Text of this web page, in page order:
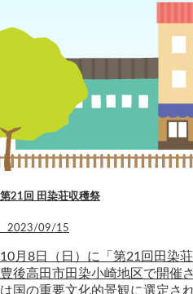
第21回 田染荘収穫祭
2023/09/15
10月8日（日）に「第21回田染
豊後高田市田染小崎地区で開催
は国の重要文化的景観に選定さ